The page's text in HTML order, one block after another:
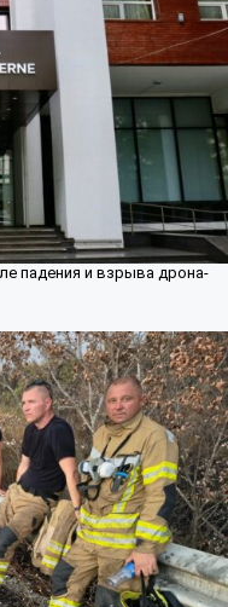
падения и взрыва дрона-